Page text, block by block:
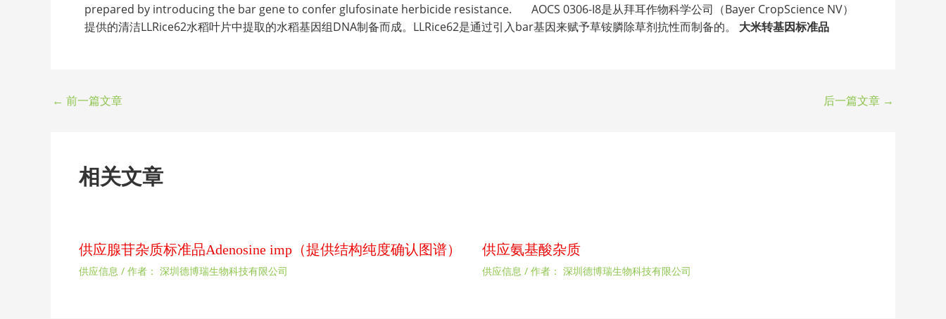
prepared by introducing the bar gene to confer glufosinate herbicide resistance. AOCS 0306-I8是从拜耳作物科学公司（Bayer CropScience NV）
提供的清洁LLRice62水稻叶片中提取的水稻基因组DNA制备而成。LLRice62是通过引入bar基因来赋予草铵膦除草剂抗性而制备的。 大米转基因标准品
← 前一篇文章 后一篇文章 →
相关文章
供应腺苷杂质标准品Adenosine imp（提供结构纯度确认图谱）
供应信息 / 作者： 深圳德博瑞生物科技有限公司
供应氨基酸杂质
供应信息 / 作者： 深圳德博瑞生物科技有限公司